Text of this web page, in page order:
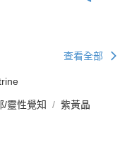
查看全部
/靈性覺知
紫黃晶